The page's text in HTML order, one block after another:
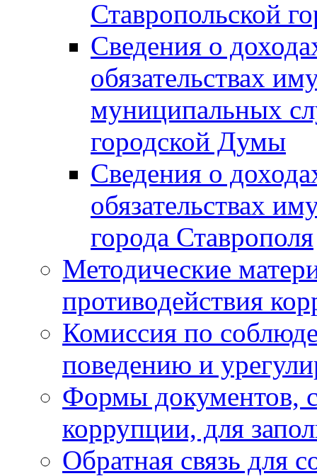
Ставропольской
Сведения о
обязательствах
муниципальных
городской Думы
Сведения о
обязательствах
города Ставрополя
Методические
противодействия
Комиссия по
поведению и
Формы документов,
коррупции, для
Обратная связь для